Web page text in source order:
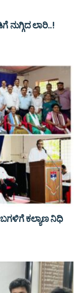
ನುಗ್ಗಿದ ಲಾರಿ..!
ಕಲ್ಯಾಣ ನಿಧಿ